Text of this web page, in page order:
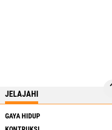
JELAJAHI
GAYA HIDUP